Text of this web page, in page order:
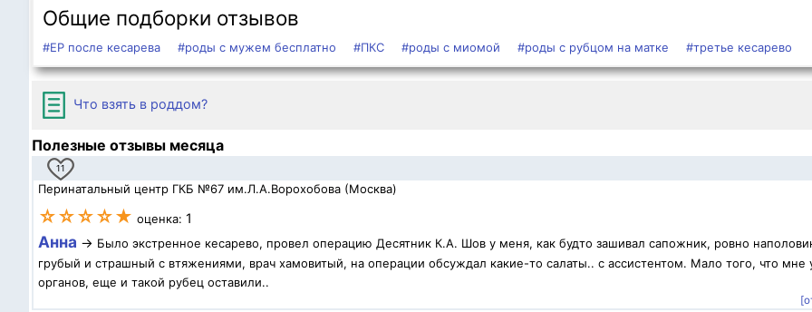
Общие подборки отзывов
#ЕР после кесарева #роды с мужем бесплатно #ПКС #роды с миомой #роды с рубцом на матке #третье кесарево
Что взять в роддом?
Полезные отзывы месяца
11
Перинатальный центр ГКБ №67 им.Л.А.Ворохобова (Москва)
☆☆☆☆★ оценка: 1
Анна → Было экстренное кесарево, провел операцию Десятник К.А. Шов у меня, как будто зашивал сапожник, ровно
грубый и страшный с втяжениями, врач хамовитый, на операции обсуждал какие-то салаты.. с ассистентом. Мало того, что мне
органов, еще и такой рубец оставили..